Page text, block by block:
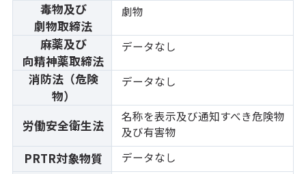
毒物及び
劇物取締法
劇物
麻薬及び
向精神薬取締法
データなし
消防法（危険
物）
データなし
労働安全衛生法
名称を表示及び通知すべき危険物
及び有害物
PRTR対象物質 データなし